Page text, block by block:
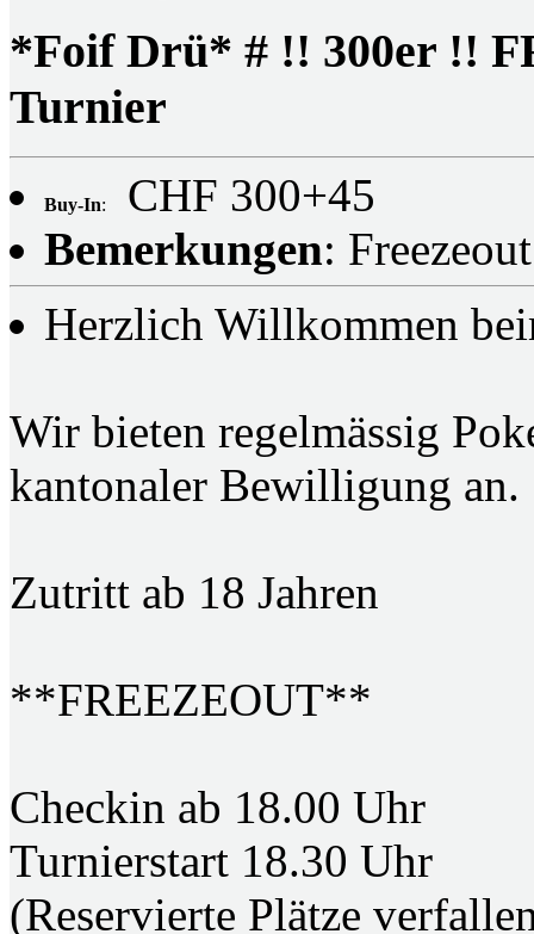
*Foif Drü* # !! 300er !!
Turnier
Buy-In:
CHF 300+45
Bemerkungen: Freezeout
Herzlich Willkommen
Wir bieten regelmässig
kantonaler Bewilligung an.
Zutritt ab 18 Jahren
**FREEZEOUT**
Checkin ab 18.00 Uhr
Turnierstart 18.30 Uhr
(Reservierte Plätze